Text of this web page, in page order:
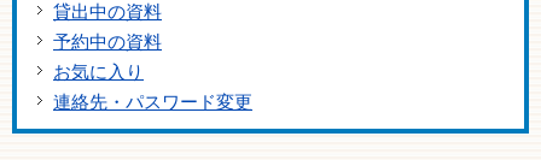
貸出中の資料
予約中の資料
お気に入り
連絡先・パスワード変更